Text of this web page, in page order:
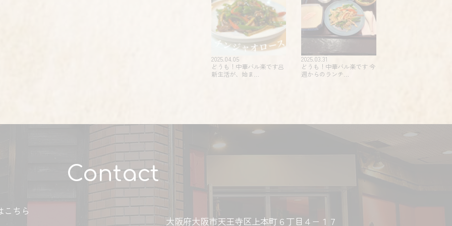
2025.04.05
どうも！中華バル楽です🥟
新生活が、始ま…
2025.03.31
どうも！中華バル楽です 今
週からのランチ…
Contact
こちら
大阪府大阪市天王寺区上本町６丁目４−１７